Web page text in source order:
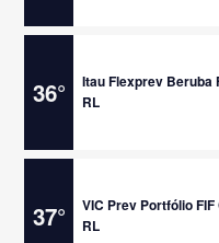
36°
Itau Flexprev Beruba
RL
37°
VIC Prev Portfólio FIF
RL